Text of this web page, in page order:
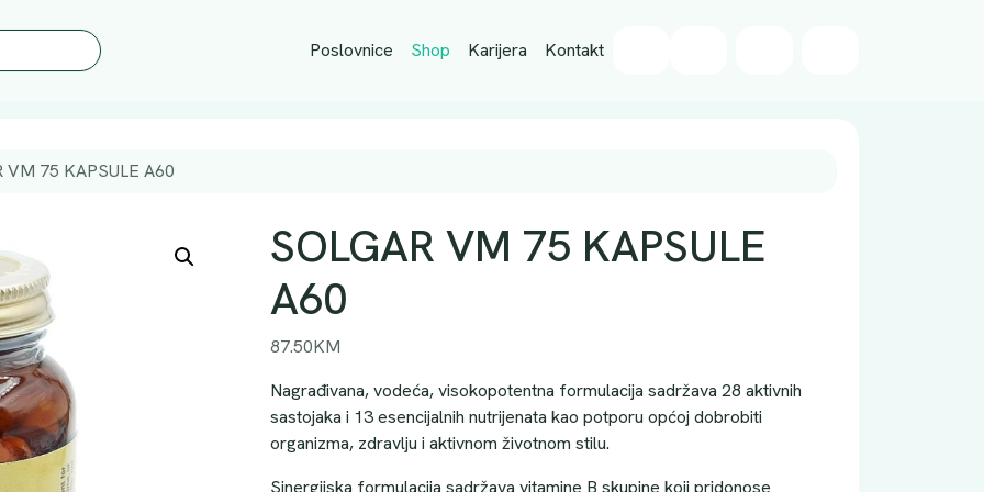
Poslovnice Shop Karijera Kontakt
VM 75 KAPSULE A60
SOLGAR VM 75 KAPSULE
A60
87.50KM
Nagrađivana, vodeća, visokopotentna formulacija sadržava 28 aktivnih
sastojaka i 13 esencijalnih nutrijenata kao potporu općoj dobrobiti
organizma, zdravlju i aktivnom životnom stilu.
Sinergijska formulacija sadržava vitamine B skupine koji pridonose